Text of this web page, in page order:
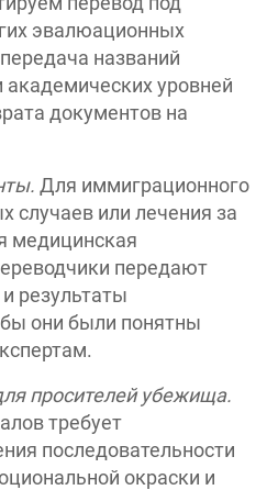
эвалюационных
названий
уровней
документов на
Для иммиграционного
случаев или лечения за
медицинская
передают
результаты
они были понятны
просителей убежища.
требует
последовательности
окраски и